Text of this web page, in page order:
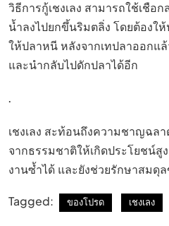
วิธีการกู้เชงเลง สามารถใช้เชือ
น้ำลงไปยกขึ้นริมตลิ่ง โดยต้องให้
ให้ปลาหนี หลังจากเทปลาออกแ
และนำกลับไปดักปลาได้อีก
.
เชงเลง สะท้อนถึงความชาญฉล
จากธรรมชาติให้เกิดประโยชน์สู
งานซ้ำได้ และยังช่วยรักษาสมดุ
Tagged: ของโปรด เชงเลง